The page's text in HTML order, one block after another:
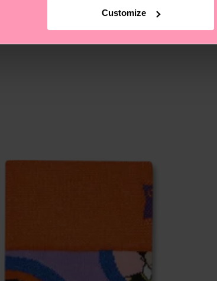
Customize